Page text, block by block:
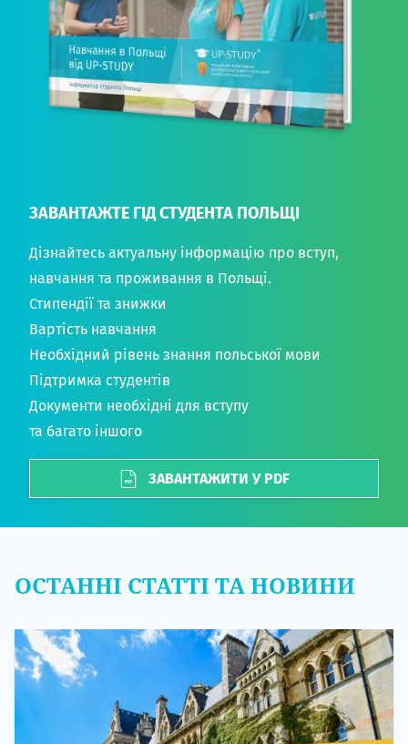
ЗАВАНТАЖТЕ ГІД СТУДЕНТА ПОЛЬЩІ
Дізнайтесь актуальну інформацію про вступ,
навчання та проживання в Польщі.
Стипендії та знижки
Вартість навчання
Необхідний рівень знання польської мови
Підтримка студентів
Документи необхідні для вступу
та багато іншого
ЗАВАНТАЖИТИ У PDF
ОСТАННІ СТАТТІ ТА НОВИНИ